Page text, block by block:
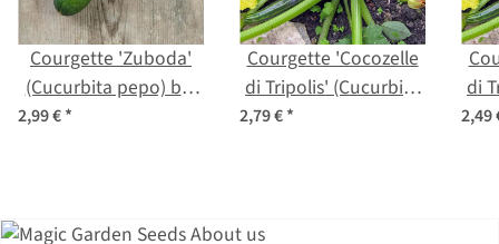
Courgette 'Zuboda'
(Cucurbita pepo) bio
2,99 €*
Courgette 'Cocozelle
di Tripolis' (Cucurbita
pepo) bio zaad
2,79 €*
di
2,49